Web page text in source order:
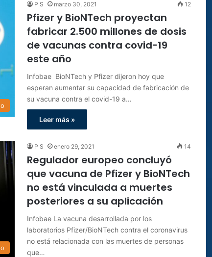
P S marzo 30, 2021 12
Pfizer y BioNTech proyectan
fabricar 2.500 millones de dosis
de vacunas contra covid-19
este año
Infobae BioNTech y Pfizer dijeron hoy que
esperan aumentar su capacidad de fabricación de
su vacuna contra el covid-19 a…
Leer más »
P S enero 29, 2021 14
Regulador europeo concluyó
que vacuna de Pfizer y BioNTech
no está vinculada a muertes
posteriores a su aplicación
Infobae La vacuna desarrollada por los
laboratorios Pfizer/BioNTech contra el coronavirus
no está relacionada con las muertes de personas
que…